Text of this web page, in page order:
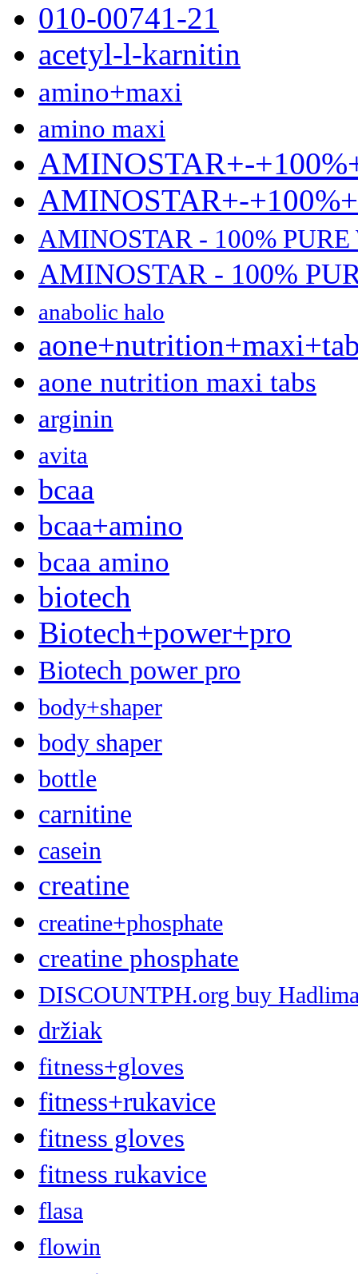
010-00741-21
acetyl-l-karnitin
amino+maxi
amino maxi
AMINOSTAR+-
AMINOSTAR+-
AMINOSTAR - 100%
AMINOSTAR - 100%
anabolic halo
aone nutrition maxi tabs
arginin
avita
bcaa
bcaa+amino
bcaa amino
biotech
Biotech+power+pro
Biotech power pro
body+shaper
body shaper
bottle
carnitine
casein
creatine
creatine+phosphate
creatine phosphate
DISCOUNTPH.org buy
držiak
fitness+gloves
fitness+rukavice
fitness gloves
fitness rukavice
flasa
flowin